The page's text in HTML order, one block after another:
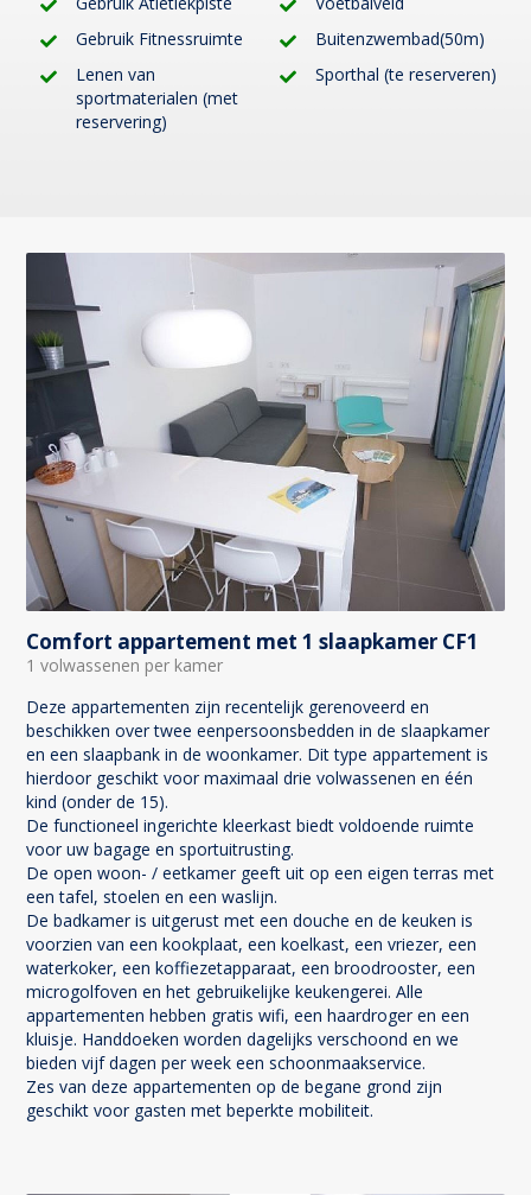
Gebruik Fitnessruimte
Lenen van
sportmaterialen (met
reservering)
Buitenzwembad(50m)
Sporthal (te reserveren)
Comfort appartement met 1 slaapkamer CF1
1 volwassenen per kamer
Deze appartementen zijn recentelijk gerenoveerd en
beschikken over twee eenpersoonsbedden in de slaapkamer
en een slaapbank in de woonkamer. Dit type appartement is
hierdoor geschikt voor maximaal drie volwassenen en één
kind (onder de 15).
De functioneel ingerichte kleerkast biedt voldoende ruimte
voor uw bagage en sportuitrusting.
De open woon- / eetkamer geeft uit op een eigen terras met
een tafel, stoelen en een waslijn.
De badkamer is uitgerust met een douche en de keuken is
voorzien van een kookplaat, een koelkast, een vriezer, een
waterkoker, een koffiezetapparaat, een broodrooster, een
microgolfoven en het gebruikelijke keukengerei. Alle
appartementen hebben gratis wifi, een haardroger en een
kluisje. Handdoeken worden dagelijks verschoond en we
bieden vijf dagen per week een schoonmaakservice.
Zes van deze appartementen op de begane grond zijn
geschikt voor gasten met beperkte mobiliteit.